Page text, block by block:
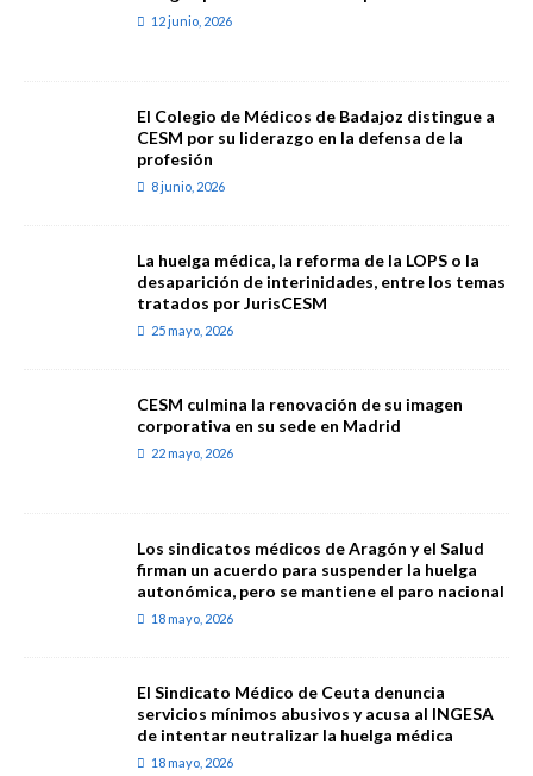
12 junio, 2026
El Colegio de Médicos de Badajoz distingue a
CESM por su liderazgo en la defensa de la
profesión
8 junio, 2026
La huelga médica, la reforma de la LOPS o la
desaparición de interinidades, entre los temas
tratados por JurisCESM
25 mayo, 2026
CESM culmina la renovación de su imagen
corporativa en su sede en Madrid
22 mayo, 2026
Los sindicatos médicos de Aragón y el Salud
firman un acuerdo para suspender la huelga
autonómica, pero se mantiene el paro nacional
18 mayo, 2026
El Sindicato Médico de Ceuta denuncia
servicios mínimos abusivos y acusa al INGESA
de intentar neutralizar la huelga médica
18 mayo, 2026